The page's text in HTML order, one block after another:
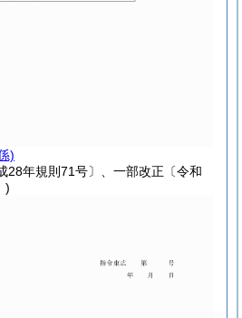
)
28年規則71号〕、一部改正〔令和
)